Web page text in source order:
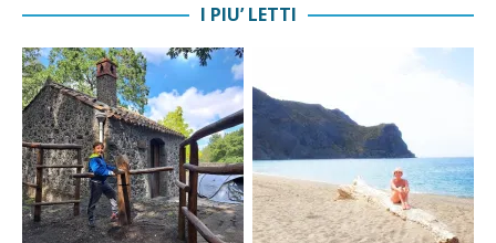
I PIU’ LETTI